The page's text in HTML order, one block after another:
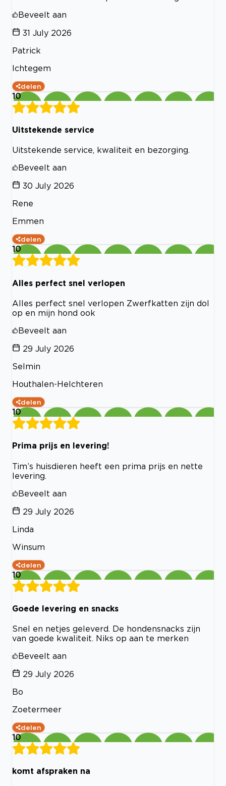
Beveelt aan
31 July 2026
Patrick
Ichtegem
delen
10
Uitstekende service
Uitstekende service, kwaliteit en bezorging.
Beveelt aan
30 July 2026
Rene
Emmen
delen
10
Alles perfect snel verlopen
Alles perfect snel verlopen Zwerfkatten zijn dol
op en mijn hond ook
Beveelt aan
29 July 2026
Selmin
Houthalen-Helchteren
delen
10
Prima prijs en levering!
Tim’s huisdieren heeft een prima prijs en nette
levering.
Beveelt aan
29 July 2026
Linda
Winsum
delen
10
Goede levering en snacks
Snel en netjes geleverd. De hondensnacks zijn
van goede kwaliteit. Niks op aan te merken
Beveelt aan
29 July 2026
Bo
Zoetermeer
delen
10
komt afspraken na